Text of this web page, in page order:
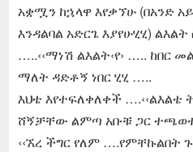
አቋሟን ከኋላዋ እየቃኘሁ (በአንድ
እንዳልባል አድርጌ እያየሁሂሂ)
…..‹‹ማነሽ ልእልት‹የ› ….. ከበር
ማለት ዳድቶኝ ነበር ሂሂ …..
እህቴ እየተፍለቀለቀች ….‹‹ልእልቴ
ሸኝቻቸው ልምጣ አቡቹ ጋር ተጫወቱ
‹‹ኧረ ችግር የለም ….የምቸኩልበት